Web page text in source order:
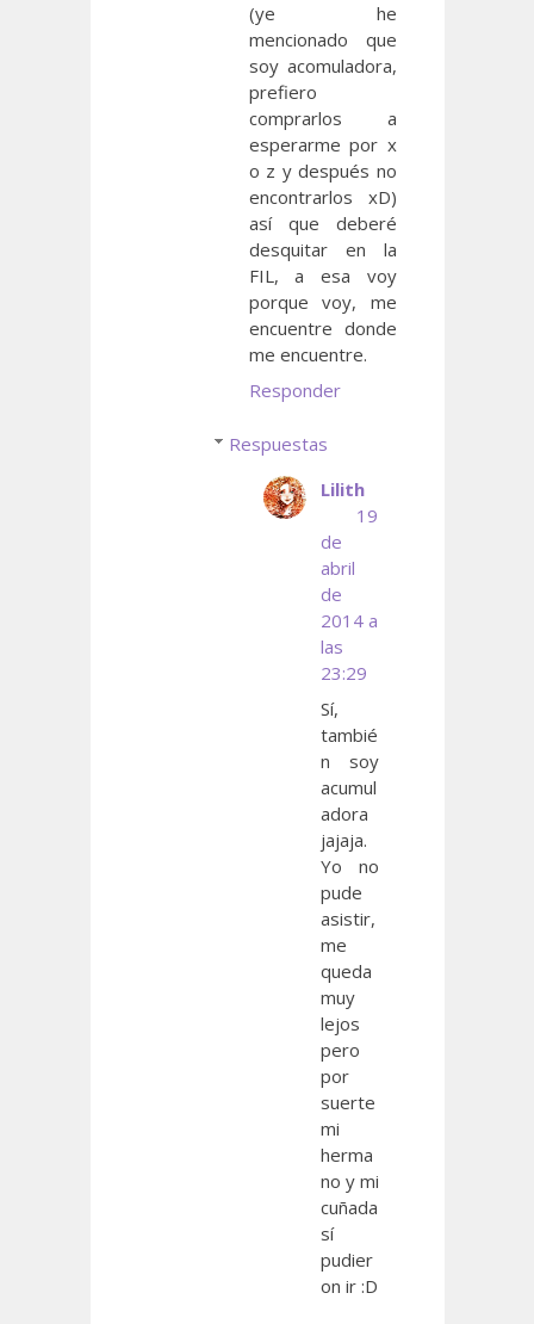
(ye he
mencionado que
soy acomuladora,
prefiero
comprarlos a
esperarme por x
o z y después no
encontrarlos xD)
así que deberé
desquitar en la
FIL, a esa voy
porque voy, me
encuentre donde
me encuentre.
Responder
Respuestas
Lilith
19
de
abril
de
2014 a
las
23:29
Sí,
tambié
n soy
acumul
adora
jajaja.
Yo no
pude
asistir,
me
queda
muy
lejos
pero
por
suerte
mi
herma
no y mi
cuñada
sí
pudier
on ir :D